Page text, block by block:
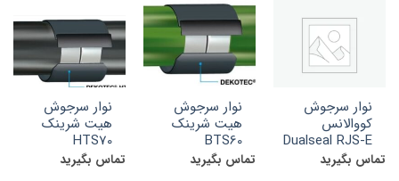
نوار سرجوش
کووالانس
Dualseal RJS-E
تماس بگیرید
نوار سرجوش
هیت شرینک
BTS60
تماس بگیرید
نوار سرجوش
هیت شرینک
HTS70
تماس بگیرید